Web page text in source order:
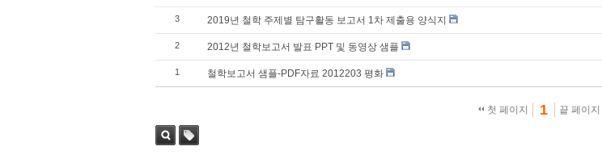
3 2019년 철학 주제별 탐구활동 보고서 1차 제출용 양식지
2 2012년 철학보고서 발표 PPT 및 동영상 샘플
1 철학보고서 샘플-PDF자료 2012203 평화
첫 페이지 1 끝 페이지